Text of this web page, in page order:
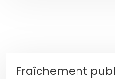
Fraîchement